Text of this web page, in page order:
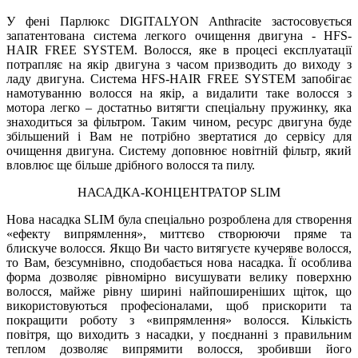
У фені Парлюкс DIGITALYON Anthracite застосовується
запатентована система легкого очищення двигуна - HFS-
HAIR FREE SYSTEM. Волосся, яке в процесі експлуатації
потрапляє на якір двигуна з часом призводить до виходу з
ладу двигуна. Система HFS-HAIR FREE SYSTEM запобігає
намотуванню волосся на якір, а видалити таке волосся з
мотора легко – достатньо витягти спеціальну пружинку, яка
знаходиться за фільтром. Таким чином, ресурс двигуна буде
збільшений і Вам не потрібно звертатися до сервісу для
очищення двигуна. Систему доповнює новітній фільтр, який
вловлює ще більше дрібного волосся та пилу.
НАСАДКА-КОНЦЕНТРАТОР SLIM
Нова насадка SLIM була спеціально розроблена для створення
«ефекту випрямлення», миттєво створюючи пряме та
блискуче волосся. Якщо Ви часто витягуєте кучеряве волосся,
то Вам, безсумнівно, сподобається нова насадка. Її особлива
форма дозволяє рівномірно висушувати велику поверхню
волосся, майже рівну ширині найпоширеніших щіток, що
використовуються професіоналами, щоб прискорити та
покращити роботу з «випрямлення» волосся. Кількість
повітря, що виходить з насадки, у поєднанні з правильним
теплом дозволяє випрямити волосся, зробивши його